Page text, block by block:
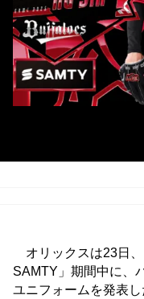
オリックスは23日
SAMTY」期間中に、
ユニフォームを発表し